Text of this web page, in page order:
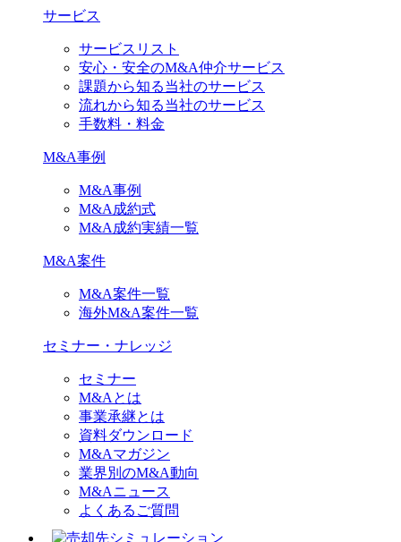
サービス
サービスリスト
安心・安全のM&A仲介サービス
課題から知る当社のサービス
流れから知る当社のサービス
手数料・料金
M&A事例
M&A事例
M&A成約式
M&A成約実績一覧
M&A案件
M&A案件一覧
海外M&A案件一覧
セミナー・ナレッジ
セミナー
M&Aとは
事業承継とは
資料ダウンロード
M&Aマガジン
業界別のM&A動向
M&Aニュース
よくあるご質問